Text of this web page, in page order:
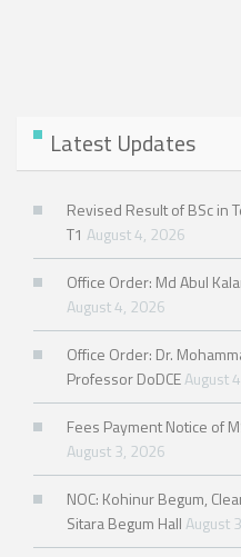
Latest Updates
Revised Result of BSc in
T1 August 4, 2026
Office Order: Md Abul
August 4, 2026
Office Order: Dr.
Professor DoDCEAugust
Fees Payment Notice of
August 3, 2026
NOC: Kohinur Begum,
Sitara Begum HallAugust